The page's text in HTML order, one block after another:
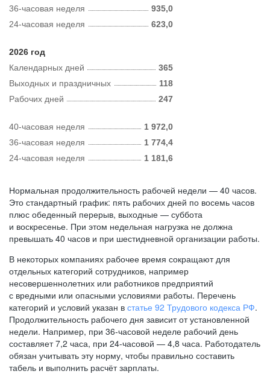
36-часовая неделя
935,0
24-часовая неделя
623,0
2026 год
Календарных дней
365
Рабочих дней 247
Выходных и праздничных 118
40-часовая неделя
1 972,0
36-часовая неделя
1 774,4
24-часовая неделя
1 181,6
Нормальная продолжительность рабочей недели — 40 часов.
Это стандартный график: пять рабочих дней по восемь часов
плюс обеденный перерыв, выходные — суббота
и воскресенье. При этом недельная нагрузка не должна
превышать 40 часов и при шестидневной организации работы.
В некоторых компаниях рабочее время сокращают для
отдельных категорий сотрудников, например
несовершеннолетних или работников предприятий
с вредными или опасными условиями работы. Перечень
категорий и условий указан в статье 92 Трудового кодекса РФ.
Продолжительность рабочего дня зависит от установленной
недели. Например, при 36-часовой неделе рабочий день
составляет 7,2 часа, при 24-часовой — 4,8 часа. Работодатель
обязан учитывать эту норму, чтобы правильно составить
табель и выполнить расчёт зарплаты.